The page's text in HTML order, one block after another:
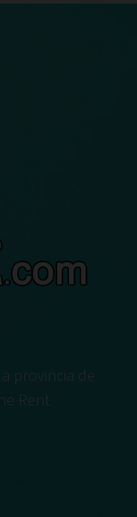
provincia de
Rent